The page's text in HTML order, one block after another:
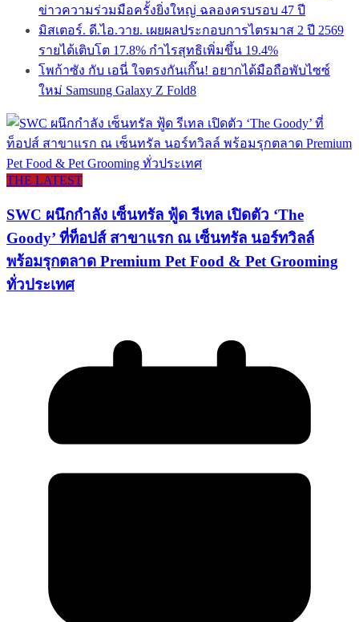
ข่าวความร่วมมือครั้งยิ่งใหญ่ ฉลองครบรอบ 47 ปี
มิสเตอร์. ดี.ไอ.วาย. เผยผลประกอบการไตรมาส 2 ปี 2569
รายได้เติบโต 17.8% กำไรสุทธิเพิ่มขึ้น 19.4%
โพก้าซัง กับ เอนี่ ใจตรงกันเกิ๊น! อยากได้มือถือพับไซซ์
ใหม่ Samsung Galaxy Z Fold8
THE LATEST
SWC ผนึกกำลัง เซ็นทรัล ฟู้ด รีเทล เปิดตัว ‘The
Goody’ ที่ท็อปส์ สาขาแรก ณ เซ็นทรัล นอร์ทวิลล์
พร้อมรุกตลาด Premium Pet Food & Pet Grooming
ทั่วประเทศ